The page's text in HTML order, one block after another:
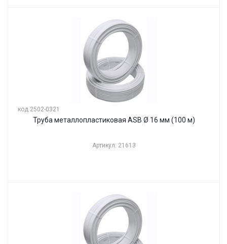
код 2502-0321
Труба металлопластиковая ASB Ø 16 мм (100 м)
Артикул: 21613